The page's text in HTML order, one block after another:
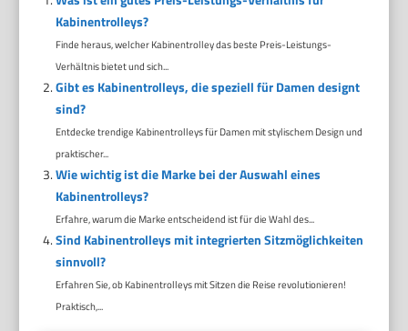
Kabinentrolleys?
Finde heraus, welcher Kabinentrolley das beste Preis-Leistungs-
Verhältnis bietet und sich...
Gibt es Kabinentrolleys, die speziell für Damen designt
sind?
Entdecke trendige Kabinentrolleys für Damen mit stylischem Design und
praktischer...
Wie wichtig ist die Marke bei der Auswahl eines
Kabinentrolleys?
Erfahre, warum die Marke entscheidend ist für die Wahl des...
Sind Kabinentrolleys mit integrierten Sitzmöglichkeiten
sinnvoll?
Erfahren Sie, ob Kabinentrolleys mit Sitzen die Reise revolutionieren!
Praktisch,...